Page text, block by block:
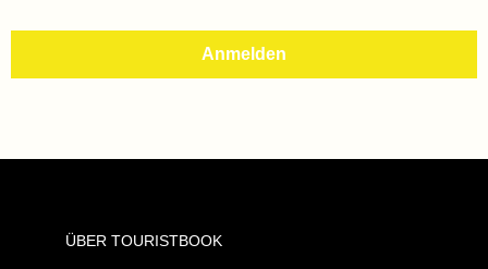
ÜBER TOURISTBOOK